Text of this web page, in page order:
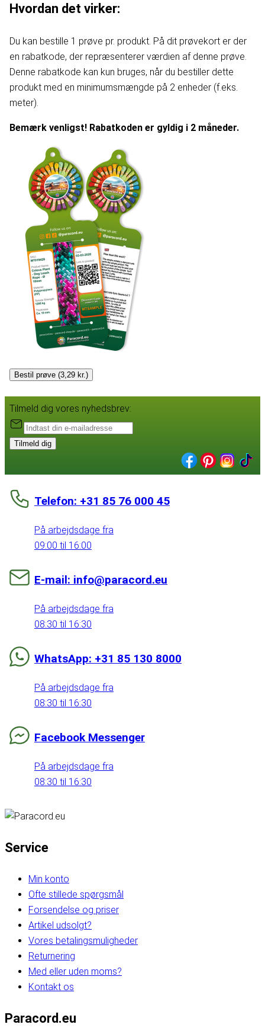
Hvordan det virker:
Du kan bestille 1 prøve pr. produkt. På dit prøvekort er der
en rabatkode, der repræsenterer værdien af denne prøve.
Denne rabatkode kan kun bruges, når du bestiller dette
produkt med en minimumsmængde på 2 enheder (f.eks.
meter).
Bemærk venligst! Rabatkoden er gyldig i 2 måneder.
Bestil prøve (3,29 kr.)
Tilmeld dig vores nyhedsbrev:
Tilmeld dig
Telefon: +31 85 76 000 45
På arbejdsdage fra
09:00 til 16:00
E-mail: info@paracord.eu
På arbejdsdage fra
08:30 til 16:30
WhatsApp: +31 85 130 8000
På arbejdsdage fra
08:30 til 16:30
Facebook Messenger
På arbejdsdage fra
08:30 til 16:30
Service
Min konto
Ofte stillede spørgsmål
Forsendelse og priser
Artikel udsolgt?
Vores betalingsmuligheder
Returnering
Med eller uden moms?
Kontakt os
Paracord.eu